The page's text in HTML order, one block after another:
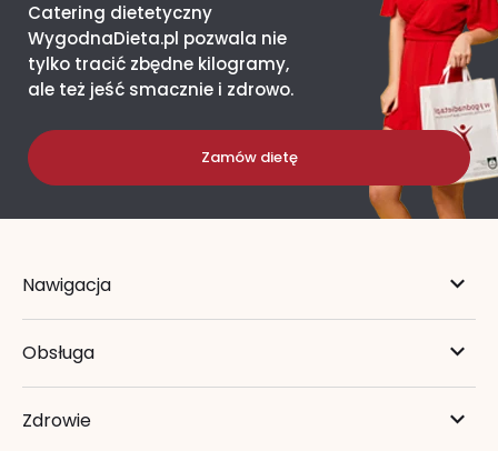
Catering dietetyczny
WygodnaDieta.pl pozwala nie
tylko tracić zbędne kilogramy,
ale też jeść smacznie i zdrowo.
Zamów dietę
Nawigacja
Obsługa
Zdrowie